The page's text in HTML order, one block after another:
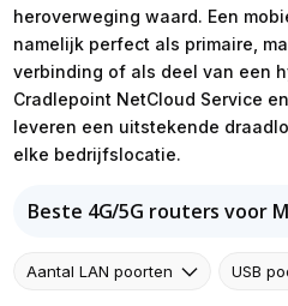
heroverweging waard. Een
namelijk perfect als primaire,
verbinding of als deel van een
Cradlepoint NetCloud Service
leveren een uitstekende
elke bedrijfslocatie.
Beste 4G/5G routers voor
Aantal LAN poorten USB